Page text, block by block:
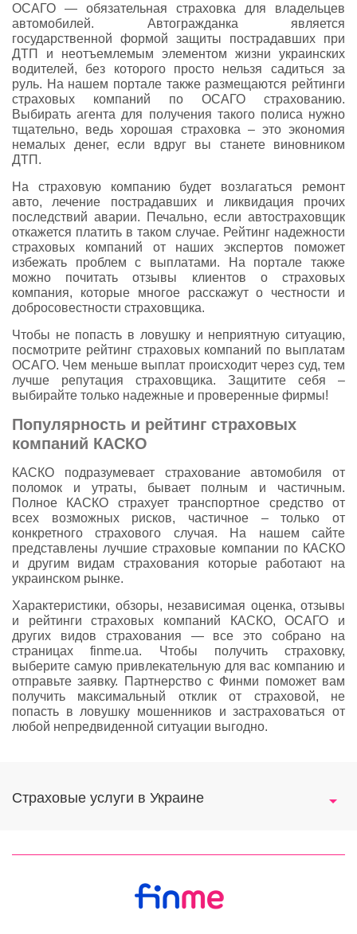
ОСАГО — обязательная страховка для владельцев
автомобилей. Автогражданка является
государственной формой защиты пострадавших при
ДТП и неотъемлемым элементом жизни украинских
водителей, без которого просто нельзя садиться за
руль. На нашем портале также размещаются рейтинги
страховых компаний по ОСАГО страхованию.
Выбирать агента для получения такого полиса нужно
тщательно, ведь хорошая страховка – это экономия
немалых денег, если вдруг вы станете виновником
ДТП.
На страховую компанию будет возлагаться ремонт
авто, лечение пострадавших и ликвидация прочих
последствий аварии. Печально, если автостраховщик
откажется платить в таком случае. Рейтинг надежности
страховых компаний от наших экспертов поможет
избежать проблем с выплатами. На портале также
можно почитать отзывы клиентов о страховых
компания, которые многое расскажут о честности и
добросовестности страховщика.
Чтобы не попасть в ловушку и неприятную ситуацию,
посмотрите рейтинг страховых компаний по выплатам
ОСАГО. Чем меньше выплат происходит через суд, тем
лучше репутация страховщика. Защитите себя –
выбирайте только надежные и проверенные фирмы!
Популярность и рейтинг страховых
компаний КАСКО
КАСКО подразумевает страхование автомобиля от
поломок и утраты, бывает полным и частичным.
Полное КАСКО страхует транспортное средство от
всех возможных рисков, частичное – только от
конкретного страхового случая. На нашем сайте
представлены лучшие страховые компании по КАСКО
и другим видам страхования которые работают на
украинском рынке.
Характеристики, обзоры, независимая оценка, отзывы
и рейтинги страховых компаний КАСКО, ОСАГО и
других видов страхования — все это собрано на
страницах finme.ua. Чтобы получить страховку,
выберите самую привлекательную для вас компанию и
отправьте заявку. Партнерство с Финми поможет вам
получить максимальный отклик от страховой, не
попасть в ловушку мошенников и застраховаться от
любой непредвиденной ситуации выгодно.
Страховые услуги в Украине